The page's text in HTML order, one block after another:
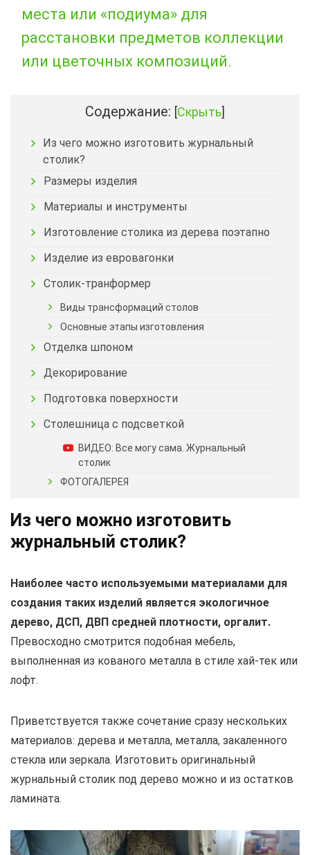
места или «подиума» для
расстановки предметов коллекции
или цветочных композиций.
Содержание: [Скрыть]
Из чего можно изготовить журнальный
столик?
Размеры изделия
Материалы и инструменты
Изготовление столика из дерева поэтапно
Изделие из евровагонки
Столик-транформер
Виды трансформаций столов
Основные этапы изготовления
Отделка шпоном
Декорирование
Подготовка поверхности
Столешница с подсветкой
ВИДЕО: Все могу сама. Журнальный
столик
ФОТОГАЛЕРЕЯ
Из чего можно изготовить
журнальный столик?
Наиболее часто используемыми материалами для
создания таких изделий является экологичное
дерево, ДСП, ДВП средней плотности, оргалит.
Превосходно смотрится подобная мебель,
выполненная из кованого металла в стиле хай-тек или
лофт.
Приветствуется также сочетание сразу нескольких
материалов: дерева и металла, металла, закаленного
стекла или зеркала. Изготовить оригинальный
журнальный столик под дерево можно и из остатков
ламината.